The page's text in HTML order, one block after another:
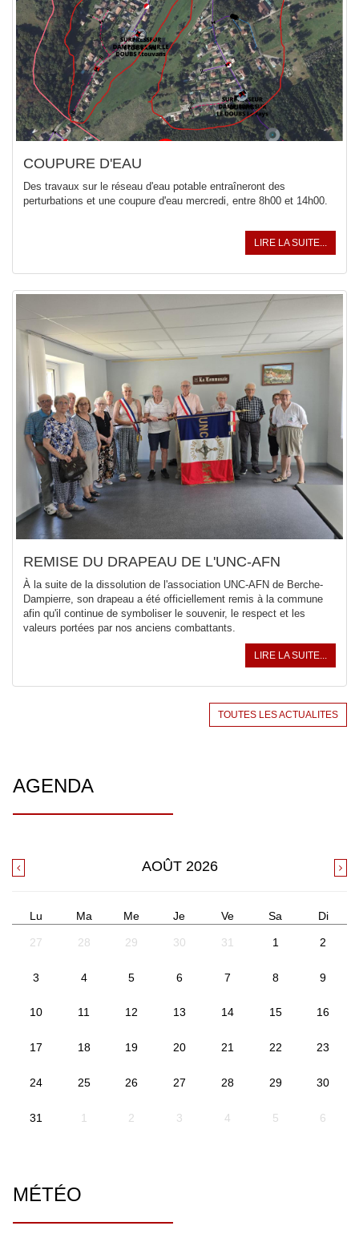
COUPURE D'EAU
Des travaux sur le réseau d'eau potable entraîneront des
perturbations et une coupure d'eau mercredi, entre 8h00 et 14h00.
LIRE LA SUITE...
REMISE DU DRAPEAU DE L'UNC-AFN
À la suite de la dissolution de l'association UNC-AFN de Berche-
Dampierre, son drapeau a été officiellement remis à la commune
afin qu'il continue de symboliser le souvenir, le respect et les
valeurs portées par nos anciens combattants.
LIRE LA SUITE...
TOUTES LES ACTUALITES
AGENDA
AOÛT 2026
Lu Ma Me Je Ve Sa Di
27 28 29 30 31 1 2
3 4 5 6 7 8 9
10 11 12 13 14 15 16
17 18 19 20 21 22 23
24 25 26 27 28 29 30
31 1 2 3 4 5 6
MÉTÉO